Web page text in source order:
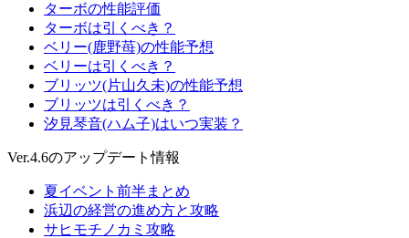
ターボの性能評価
ターボは引くべき？
ベリー(鹿野苺)の性能予想
ベリーは引くべき？
ブリッツ(片山久未)の性能予想
ブリッツは引くべき？
汐見琴音(ハム子)はいつ実装？
Ver.4.6のアップデート情報
夏イベント前半まとめ
浜辺の経営の進め方と攻略
サヒモチノカミ攻略